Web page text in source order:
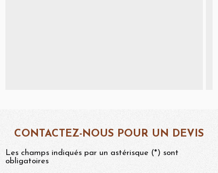
CONTACTEZ-NOUS POUR UN DEVIS
Les champs indiqués par un astérisque (*) sont
obligatoires